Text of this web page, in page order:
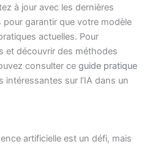
à jour avec les dernières
garantir que votre modèle
actuelles. Pour
et découvrir des méthodes
consulter ce guide pratique
sur l’IA dans un
artificielle est un défi, mais